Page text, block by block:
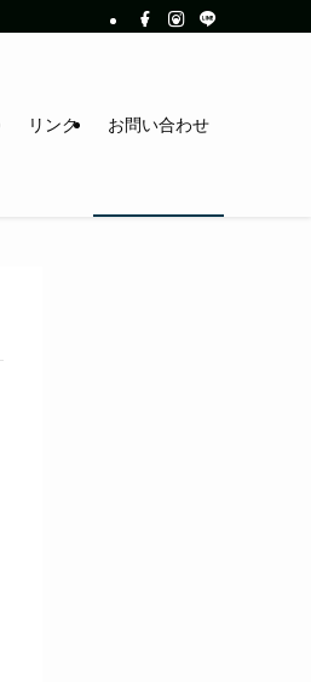
リンク お問い合わせ